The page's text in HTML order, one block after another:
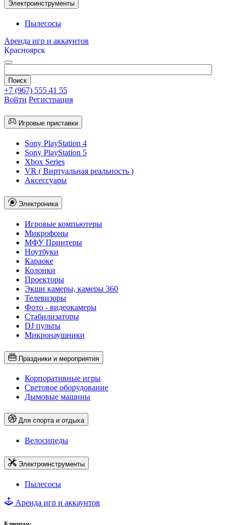
Электроинструменты
Пылесосы
Аренда игр и аккаунтов
Красноярск
+7 (967) 555 41 55
Войти Регистрация
Игровые приставки
Sony PlayStation 4
Sony PlayStation 5
Xbox Series
VR ( Виртуальная реальность )
Аксессуары
Электроника
Игровые компьютеры
Микрофоны
МФУ Принтеры
Ноутбуки
Караоке
Колонки
Проекторы
Экшн камеры, камеры 360
Телевизоры
Фото - видеокамеры
Стабилизаторы
DJ пульты
Микронаушники
Праздники и мероприятия
Корпоративные игры
Световое оборудование
Дымовые машины
Для спорта и отдыха
Велосипеды
Электроинструменты
Пылесосы
Аренда игр и аккаунтов
Клиентам: